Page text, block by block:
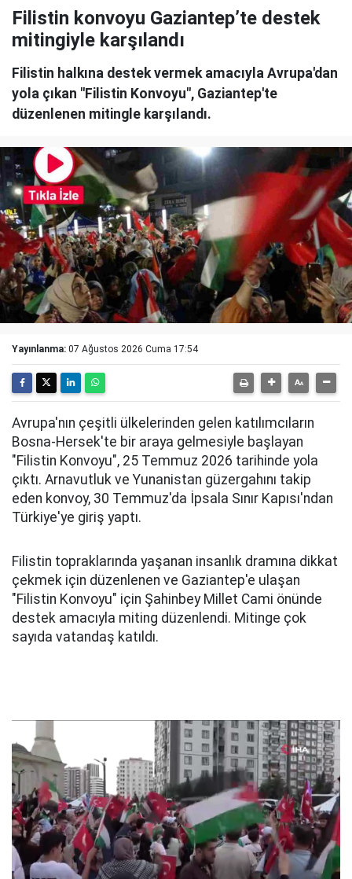
Filistin konvoyu Gaziantep’te destek
mitingiyle karşılandı
Filistin halkına destek vermek amacıyla Avrupa'dan
yola çıkan "Filistin Konvoyu", Gaziantep'te
düzenlenen mitingle karşılandı.
Yayınlanma: 07 Ağustos 2026 Cuma 17:54
Avrupa'nın çeşitli ülkelerinden gelen katılımcıların
Bosna-Hersek'te bir araya gelmesiyle başlayan
"Filistin Konvoyu", 25 Temmuz 2026 tarihinde yola
çıktı. Arnavutluk ve Yunanistan güzergahını takip
eden konvoy, 30 Temmuz'da İpsala Sınır Kapısı'ndan
Türkiye'ye giriş yaptı.
Filistin topraklarında yaşanan insanlık dramına dikkat
çekmek için düzenlenen ve Gaziantep'e ulaşan
"Filistin Konvoyu" için Şahinbey Millet Cami önünde
destek amacıyla miting düzenlendi. Mitinge çok
sayıda vatandaş katıldı.